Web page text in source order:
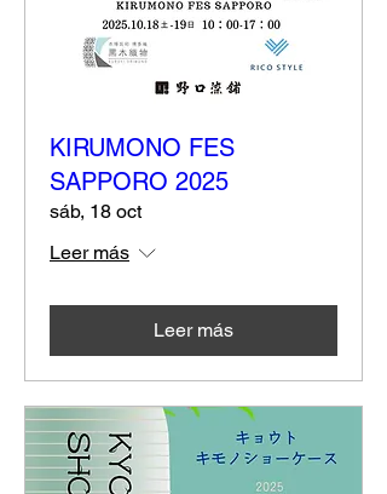
KIRUMONO FES
SAPPORO 2025
sáb, 18 oct
Leer más
Leer más